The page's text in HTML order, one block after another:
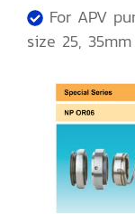
For APV
size 25,